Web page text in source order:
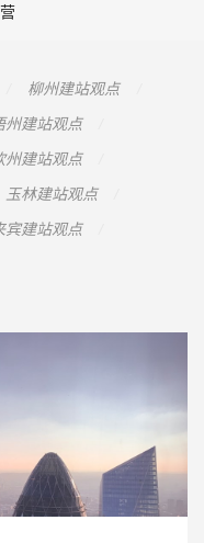
柳州建站观点
州建站观点
州建站观点
玉林建站观点
宾建站观点